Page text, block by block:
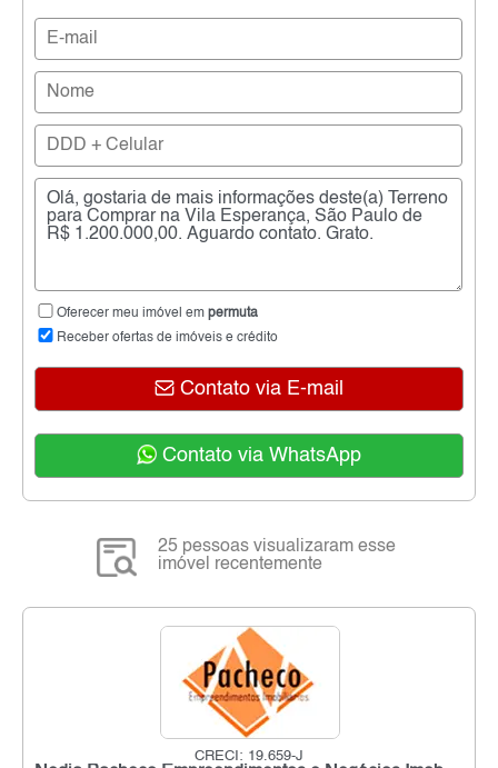
Oferecer meu imóvel em permuta
Receber ofertas de imóveis e crédito
Contato via E-mail
Contato via WhatsApp
25 pessoas visualizaram esse
imóvel recentemente
CRECI: 19.659-J